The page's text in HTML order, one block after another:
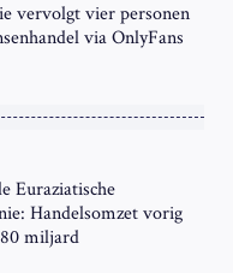
vervolgt vier personen
via OnlyFans
Euraziatische
Handelsomzet vorig
miljard